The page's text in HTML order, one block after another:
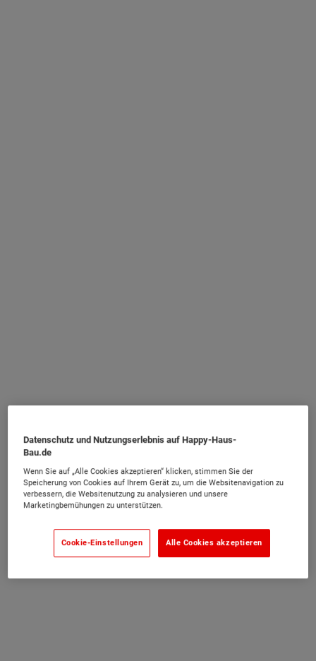
Datenschutz und Nutzungserlebnis auf Happy-Haus-
Bau.de
Wenn Sie auf „Alle Cookies akzeptieren“ klicken, stimmen Sie der
Speicherung von Cookies auf Ihrem Gerät zu, um die Websitenavigation zu
verbessern, die Websitenutzung zu analysieren und unsere
Marketingbemühungen zu unterstützen.
Cookie-Einstellungen Alle Cookies akzeptieren